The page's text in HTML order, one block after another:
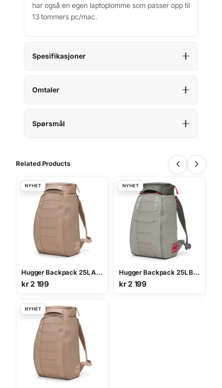
har også en egen laptoplomme som passer opp til
13 tommers pc/mac.
Spesifikasjoner
Omtaler
Spørsmål
Related Products
Hugger Backpack 25L AFFOGATO BROWN
kr2 199
Hugger Backpack 25L BASIL GREEN
kr2 199